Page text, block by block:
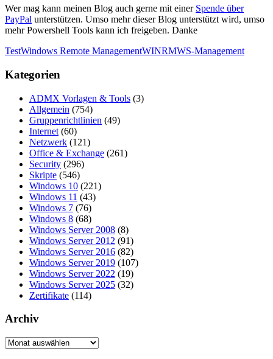
Wer mag kann meinen Blog auch gerne mit einer Spende über
PayPal unterstützen. Umso mehr dieser Blog unterstützt wird, umso
mehr Powershell Tools kann ich freigeben. Danke
TestWindows Remote ManagementWINRMWS-Management
Kategorien
ADMX Vorlagen & Tools (3)
Allgemein (754)
Gruppenrichtlinien (49)
Internet (60)
Netzwerk (121)
Office & Exchange (261)
Security (296)
Skripte (546)
Windows 10 (221)
Windows 11 (43)
Windows 7 (76)
Windows 8 (68)
Windows Server 2008 (8)
Windows Server 2012 (91)
Windows Server 2016 (82)
Windows Server 2019 (107)
Windows Server 2022 (19)
Windows Server 2025 (32)
Zertifikate (114)
Archiv
Archiv